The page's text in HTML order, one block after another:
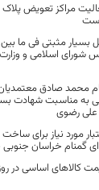
مراکز تعویض
بسیار مثبتی فی ما
شورای اسلامی و
محمد صادق
به مناسبت شهادت
رضوی
گمنام خراسان
کالاهای اساسی در